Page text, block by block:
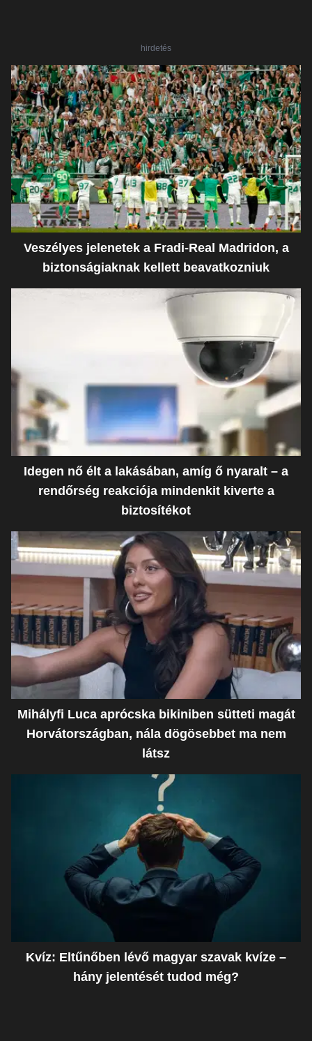
hirdetés
Veszélyes jelenetek a Fradi-Real Madridon, a
biztonságiaknak kellett beavatkozniuk
Idegen nő élt a lakásában, amíg ő nyaralt – a
rendőrség reakciója mindenkit kiverte a
biztosítékot
Mihályfi Luca aprócska bikiniben sütteti magát
Horvátországban, nála dögösebbet ma nem
látsz
Kvíz: Eltűnőben lévő magyar szavak kvíze –
hány jelentését tudod még?